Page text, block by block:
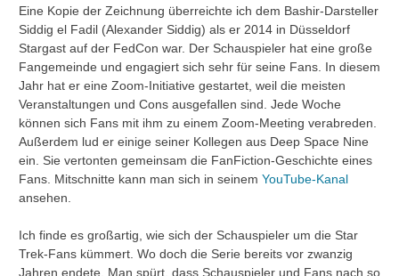
Eine Kopie der Zeichnung überreichte ich dem Bashir-Darsteller
Siddig el Fadil (Alexander Siddig) als er 2014 in Düsseldorf
Stargast auf der FedCon war. Der Schauspieler hat eine große
Fangemeinde und engagiert sich sehr für seine Fans. In diesem
Jahr hat er eine Zoom-Initiative gestartet, weil die meisten
Veranstaltungen und Cons ausgefallen sind. Jede Woche
können sich Fans mit ihm zu einem Zoom-Meeting verabreden.
Außerdem lud er einige seiner Kollegen aus Deep Space Nine
ein. Sie vertonten gemeinsam die FanFiction-Geschichte eines
Fans. Mitschnitte kann man sich in seinem YouTube-Kanal
ansehen.
Ich finde es großartig, wie sich der Schauspieler um die Star
Trek-Fans kümmert. Wo doch die Serie bereits vor zwanzig
Jahren endete. Man spürt, dass Schauspieler und Fans nach so